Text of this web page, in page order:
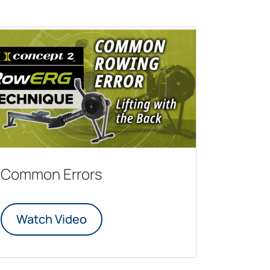
Common Errors
Watch Video